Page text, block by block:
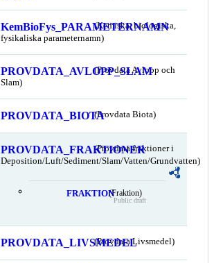
KemBioFys_PARAMETERNAMN
(Kemiska, biologiska,
fysikaliska parameternamn)
PROVDATA_AVLOPP_SLAM
(Provdata Avlopp och
Slam)
PROVDATA_BIOTA(Provdata Biota)
PROVDATA_FRAKTIONER
(Provdata fraktioner i
Deposition/Luft/Sediment/Slam/Vatten/Grundvatten)
FRAKTION(Fraktion)
Public draft
PROVDATA_LIVSMEDEL
(Provdata Livsmedel)